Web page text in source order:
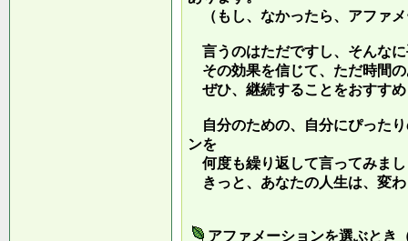
（もし、なかったら、アファ
言うのはただですし、そんな
その効果を信じて、ただ時間
ぜひ、継続することをおすす
自分のための、自分にぴった
ンを
何度も繰り返して言ってみま
きっと、あなたの人生は、変
アファメーションを選ぶとき